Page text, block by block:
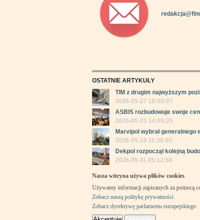
OSTATNIE ARTYKUŁY
TIM z drugim najwyższym
2026-05-27 18:50:07
ASBIS rozbudowuje swoje
2026-05-25 14:09:25
Marvipol wybrał generalnego
2026-05-19 11:36:03
Dekpol rozpoczął kolejną
2026-05-11 05:12:58
Nasza witryna używa plików cookies
Używamy informacji zapisanych za pomocą
Zobacz naszą politykę prywatności
Zobacz dyrektywę parlamentu europejskiego